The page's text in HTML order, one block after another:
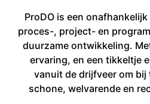
ProDO is een
proces-, project- en
duurzame ontwikkeling.
ervaring, en een tikkeltje
vanuit de drijfveer om bij
schone, welvarende en